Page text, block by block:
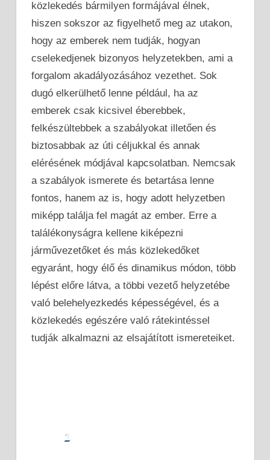
közlekedés bármilyen formájával élnek,
hiszen sokszor az figyelhető meg az utakon,
hogy az emberek nem tudják, hogyan
cselekedjenek bizonyos helyzetekben, ami a
forgalom akadályozásához vezethet. Sok
dugó elkerülhető lenne például, ha az
emberek csak kicsivel éberebbek,
felkészültebbek a szabályokat illetően és
biztosabbak az úti céljukkal és annak
elérésének módjával kapcsolatban. Nemcsak
a szabályok ismerete és betartása lenne
fontos, hanem az is, hogy adott helyzetben
miképp találja fel magát az ember. Erre a
találékonyságra kellene kiképezni
járművezetőket és más közlekedőket
egyaránt, hogy élő és dinamikus módon, több
lépést előre látva, a többi vezető helyzetébe
való belehelyezkedés képességével, és a
közlekedés egészére való rátekintéssel
tudják alkalmazni az elsajátított ismereteiket.
1